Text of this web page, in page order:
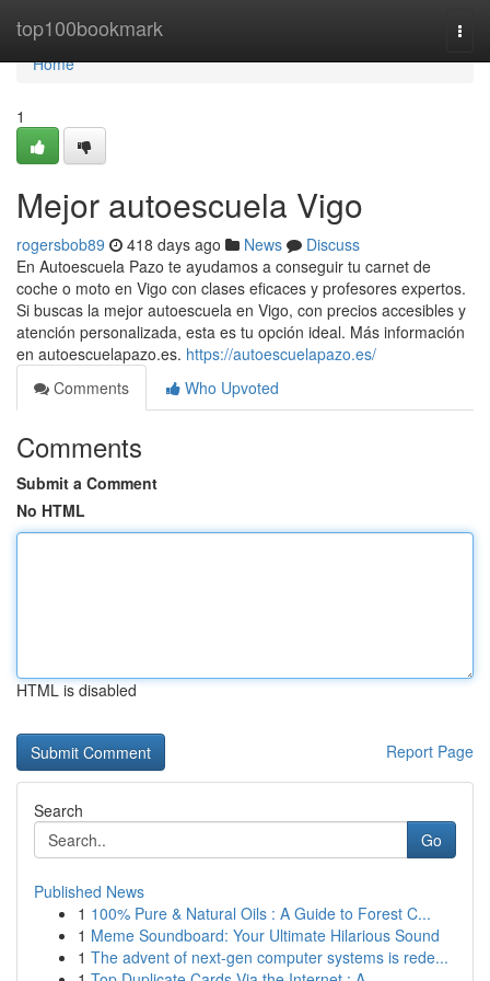
top100bookmark
Home
Home
1
Mejor autoescuela Vigo
rogersbob89 418 days ago News
Discuss
En Autoescuela Pazo te ayudamos a conseguir tu carnet de
coche o moto en Vigo con clases eficaces y profesores expertos.
Si buscas la mejor autoescuela en Vigo, con precios accesibles y
atención personalizada, esta es tu opción ideal. Más información
en autoescuelapazo.es. https://autoescuelapazo.es/
Comments
Who Upvoted
Comments
Submit a Comment
No HTML
HTML is disabled
Report Page
Search
Go
Published News
1 100% Pure & Natural Oils : A Guide to Forest C...
1 Meme Soundboard: Your Ultimate Hilarious Sound
1 The advent of next-gen computer systems is rede...